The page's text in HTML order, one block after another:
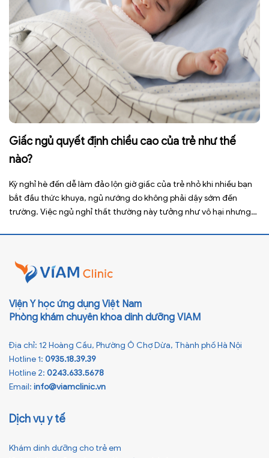
Giấc ngủ quyết định chiều cao của trẻ như thế
nào?
Kỳ nghỉ hè đến dễ làm đảo lộn giờ giấc của trẻ nhỏ khi nhiều bạn
bắt đầu thức khuya, ngủ nướng do không phải dậy sớm đến
trường. Việc ngủ nghỉ thất thường này tưởng như vô hại nhưng
Viện Y học ứng dụng Việt Nam
Phòng khám chuyên khoa dinh dưỡng VIAM
Địa chỉ: 12 Hoàng Cầu, Phường Ô Chợ Dừa, Thành phố Hà Nội
Hotline 1: 0935.18.39.39
Hotline 2: 0243.633.5678
Email: info@viamclinic.vn
Dịch vụ y tế
Khám dinh dưỡng cho trẻ em